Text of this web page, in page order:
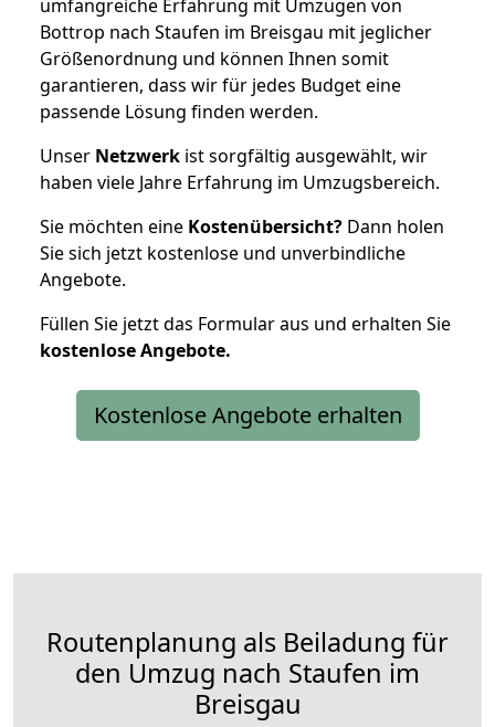
umfangreiche Erfahrung mit Umzügen von
Bottrop nach Staufen im Breisgau mit jeglicher
Größenordnung und können Ihnen somit
garantieren, dass wir für jedes Budget eine
passende Lösung finden werden.
Unser Netzwerk ist sorgfältig ausgewählt, wir
haben viele Jahre Erfahrung im Umzugsbereich.
Sie möchten eine Kostenübersicht? Dann holen
Sie sich jetzt kostenlose und unverbindliche
Angebote.
Füllen Sie jetzt das Formular aus und erhalten Sie
kostenloseAngebote.
Kostenlose Angebote erhalten
Routenplanung als Beiladung für
den Umzug nach Staufen im
Breisgau